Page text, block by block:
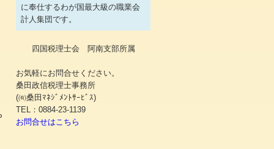
に奉仕するわが国最大級の職業会
計人集団です。
四国税理士会 阿南支部所属
お気軽にお問合せください。
桑田政信税理士事務所
(㈲桑田ﾏﾈｼﾞﾒﾝﾄｻｰﾋﾞｽ)
TEL：0884-23-1139
お問合せはこちら